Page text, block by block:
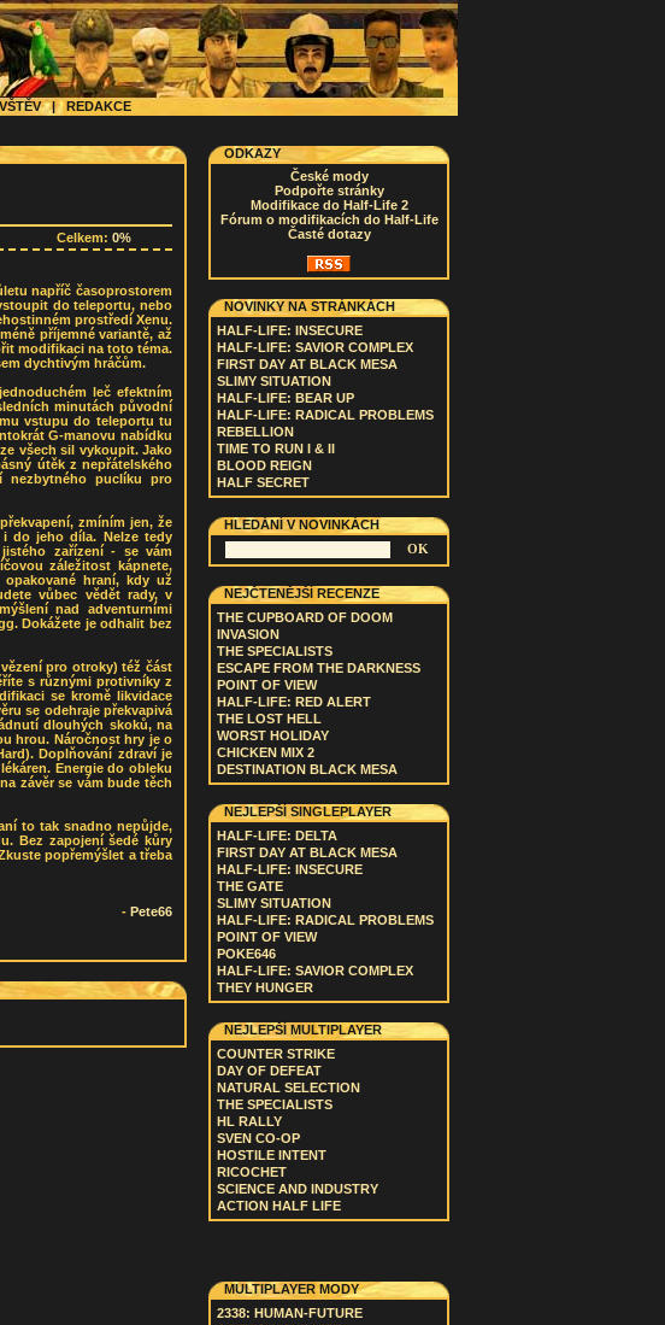
|REDAKCE
Celkem: 0%
napříč časoprostorem
do teleportu, nebo
prostředí Xenu.
příjemné variantě, až
modifikaci na toto téma.
dychtivým hráčům.
leč efektním
minutách původní
vstupu do teleportu tu
G-manovu nabídku
všech sil vykoupit. Jako
útěk z nepřátelského
nezbytného puclíku pro
zmíním jen, že
do jeho díla. Nelze tedy
zařízení - se vám
záležitost kápnete,
hraní, kdy už
vůbec vědět rady, v
nad adventurními
Dokážete je odhalit bez
pro otroky) též část
s různými protivníky z
se kromě likvidace
se odehraje překvapivá
dlouhých skoků, na
hrou. Náročnost hry je o
Doplňování zdraví je
Energie do obleku
závěr se vám bude těch
to tak snadno nepůjde,
Bez zapojení šedé kůry
popřemýšlet a třeba
- Pete66
ODKAZY
České mody
Podpořte stránky
Modifikace do Half-Life 2
Fórum o modifikacích do Half-Life
Časté dotazy
NOVINKY NA STRÁNKÁCH
HALF-LIFE: INSECURE
HALF-LIFE: SAVIOR COMPLEX
FIRST DAY AT BLACK MESA
SLIMY SITUATION
HALF-LIFE: BEAR UP
HALF-LIFE: RADICAL PROBLEMS
REBELLION
TIME TO RUN I & II
BLOOD REIGN
HALF SECRET
HLEDÁNÍ V NOVINKÁCH
NEJČTENĚJŠÍ RECENZE
THE CUPBOARD OF DOOM
INVASION
THE SPECIALISTS
ESCAPE FROM THE DARKNESS
POINT OF VIEW
HALF-LIFE: RED ALERT
THE LOST HELL
WORST HOLIDAY
CHICKEN MIX 2
DESTINATION BLACK MESA
NEJLEPŠÍ SINGLEPLAYER
HALF-LIFE: DELTA
FIRST DAY AT BLACK MESA
HALF-LIFE: INSECURE
THE GATE
SLIMY SITUATION
HALF-LIFE: RADICAL PROBLEMS
POINT OF VIEW
POKE646
HALF-LIFE: SAVIOR COMPLEX
THEY HUNGER
NEJLEPŠÍ MULTIPLAYER
COUNTER STRIKE
DAY OF DEFEAT
NATURAL SELECTION
THE SPECIALISTS
HL RALLY
SVEN CO-OP
HOSTILE INTENT
RICOCHET
SCIENCE AND INDUSTRY
ACTION HALF LIFE
MULTIPLAYER MODY
2338: HUMAN-FUTURE